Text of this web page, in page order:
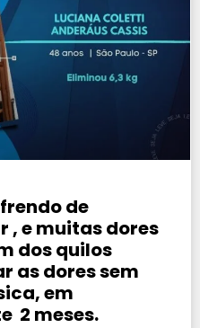
de
, e muitas dores
dos quilos
as dores sem
em
2 meses.